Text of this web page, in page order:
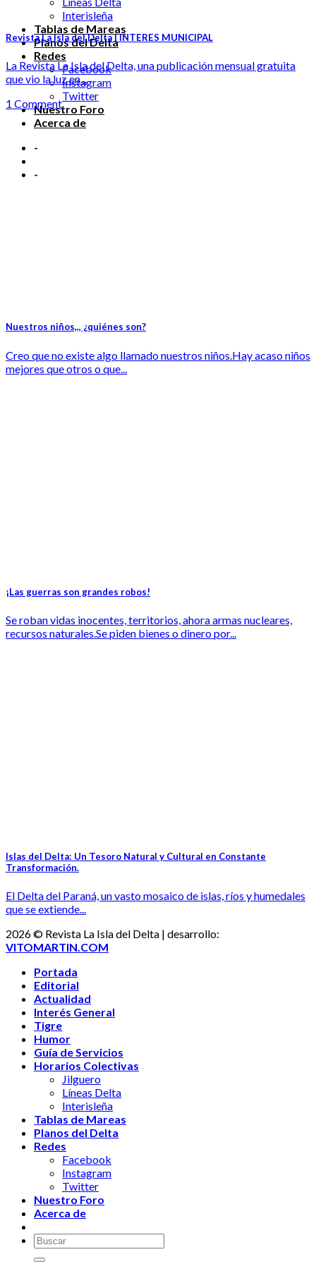
Interisleña
Tablas de Mareas
Planos del Delta
Redes
Facebook
Instagram
Twitter
Nuestro Foro
Acerca de
-
-
Revista La Isla del Delta | INTERES MUNICIPAL
La Revista La Isla del Delta, una publicación mensual gratuita
que vio la luz en...
1 Comment
Nuestros niños,,, ¿quiénes son?
Creo que no existe algo llamado nuestros niños.Hay acaso niños
mejores que otros o que...
¡Las guerras son grandes robos!
Se roban vidas inocentes, territorios, ahora armas nucleares,
recursos naturales.Se piden bienes o dinero por...
Islas del Delta: Un Tesoro Natural y Cultural en Constante
Transformación.
El Delta del Paraná, un vasto mosaico de islas, ríos y humedales
que se extiende...
2026 © Revista La Isla del Delta | desarrollo:
VITOMARTIN.COM
Portada
Editorial
Actualidad
Interés General
Tigre
Humor
Guía de Servicios
Horarios Colectivas
Jilguero
Líneas Delta
Interisleña
Tablas de Mareas
Planos del Delta
Redes
Facebook
Instagram
Twitter
Nuestro Foro
Acerca de